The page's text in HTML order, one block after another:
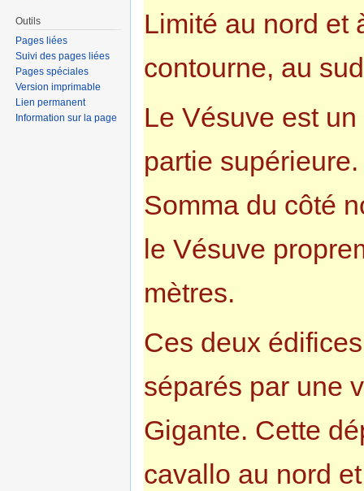
Limité au nord et
contourne, au
Le Vésuve est
partie
Somma du côté
le Vésuve
mètres.
Ces deux
séparés par une
Gigante. Cette
cavallo au nord
Outils
Pages liées
Suivi des pages liées
Pages spéciales
Version imprimable
Lien permanent
Information sur la page